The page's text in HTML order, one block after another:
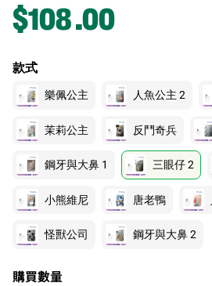
$108.00
款式
樂佩公主 人魚公主 2
茉莉公主 反鬥奇兵
鋼牙與大鼻 1 三眼仔 2
小熊維尼 唐老鴨
怪獸公司 鋼牙與大鼻 2
購買數量